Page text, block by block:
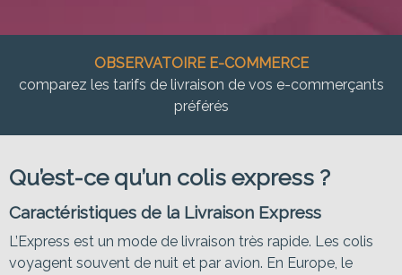
OBSERVATOIRE E-COMMERCE
comparez les tarifs de livraison de vos e-commerçants
préférés
Qu’est-ce qu’un colis express ?
Caractéristiques de la Livraison Express
L’Express est un mode de livraison très rapide. Les colis
voyagent souvent de nuit et par avion. En Europe, le